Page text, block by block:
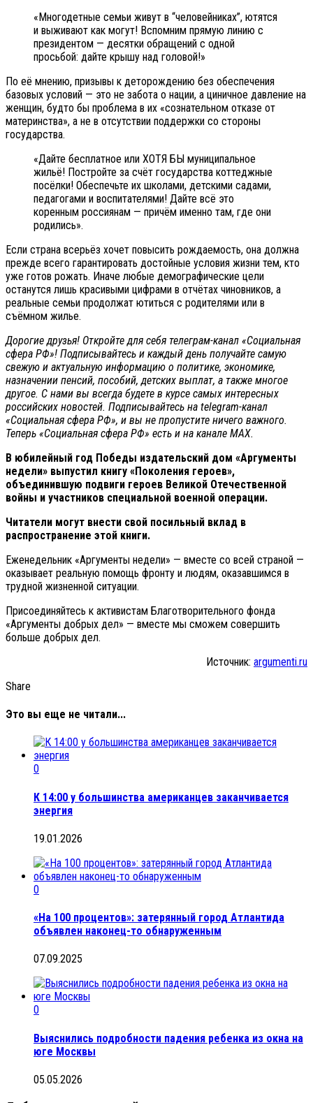
«Многодетные семьи живут в “человейниках”, ютятся
и выживают как могут! Вспомним прямую линию с
президентом — десятки обращений с одной
просьбой: дайте крышу над головой!»
По её мнению, призывы к деторождению без обеспечения
базовых условий — это не забота о нации, а циничное давление на
женщин, будто бы проблема в их «сознательном отказе от
материнства», а не в отсутствии поддержки со стороны
государства.
«Дайте бесплатное или ХОТЯ БЫ муниципальное
жильё! Постройте за счёт государства коттеджные
посёлки! Обеспечьте их школами, детскими садами,
педагогами и воспитателями! Дайте всё это
коренным россиянам — причём именно там, где они
родились».
Если страна всерьёз хочет повысить рождаемость, она должна
прежде всего гарантировать достойные условия жизни тем, кто
уже готов рожать. Иначе любые демографические цели
останутся лишь красивыми цифрами в отчётах чиновников, а
реальные семьи продолжат ютиться с родителями или в
съёмном жилье.
Дорогие друзья! Откройте для себя телеграм-канал «Социальная
сфера РФ»! Подписывайтесь и каждый день получайте самую
свежую и актуальную информацию о политике, экономике,
назначении пенсий, пособий, детских выплат, а также многое
другое. С нами вы всегда будете в курсе самых интересных
российских новостей. Подписывайтесь на telegram-канал
«Социальная сфера РФ», и вы не пропустите ничего важного.
Теперь «Социальная сфера РФ» есть и на канале МАХ.
В юбилейный год Победы издательский дом «Аргументы
недели» выпустил книгу «Поколения героев»,
объединившую подвиги героев Великой Отечественной
войны и участников специальной военной операции.
Читатели могут внести свой посильный вклад в
распространение этой книги.
Еженедельник «Аргументы недели» — вместе со всей страной —
оказывает реальную помощь фронту и людям, оказавшимся в
трудной жизненной ситуации.
Присоединяйтесь к активистам Благотворительного фонда
«Аргументы добрых дел» — вместе мы сможем совершить
больше добрых дел.
Источник: argumenti.ru
Share
Это вы еще не читали...
0
К 14:00 у большинства американцев заканчивается
энергия
19.01.2026
0
«На 100 процентов»: затерянный город Атлантида
объявлен наконец-то обнаруженным
07.09.2025
0
Выяснились подробности падения ребенка из окна на
юге Москвы
05.05.2026